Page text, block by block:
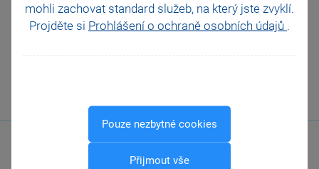
mohli zachovat standard služeb, na který jste zvyklí.
Projděte si Prohlášení o ochraně osobních údajů .
Pouze nezbytné cookies
Přijmout vše